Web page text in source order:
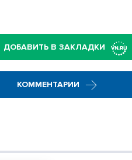
ДОБАВИТЬ В ЗАКЛАДКИ
КОММЕНТАРИИ